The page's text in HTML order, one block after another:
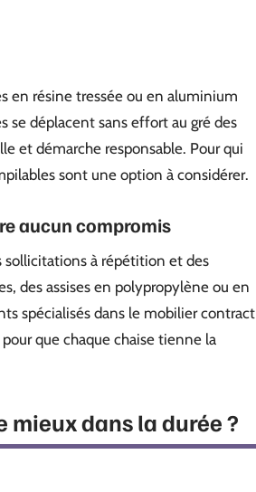
en résine tressée ou en aluminium
déplacent sans effort au gré des
et démarche responsable. Pour qui
sont une option à considérer.
aucun compromis
sollicitations à répétition et des
des assises en polypropylène ou en
spécialisés dans le mobilier contract
que chaque chaise tienne la
mieux dans la durée ?